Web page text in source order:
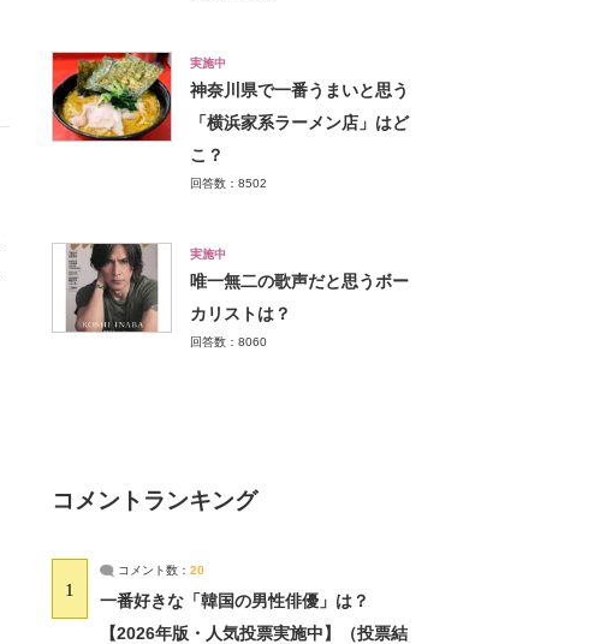
実施中
神奈川県で一番うまいと思う
「横浜家系ラーメン店」はど
こ？
回答数：8502
実施中
唯一無二の歌声だと思うボー
カリストは？
回答数：8060
コメントランキング
1
コメント数： 20
一番好きな「韓国の男性俳優」は？
【2026年版・人気投票実施中】（投票結